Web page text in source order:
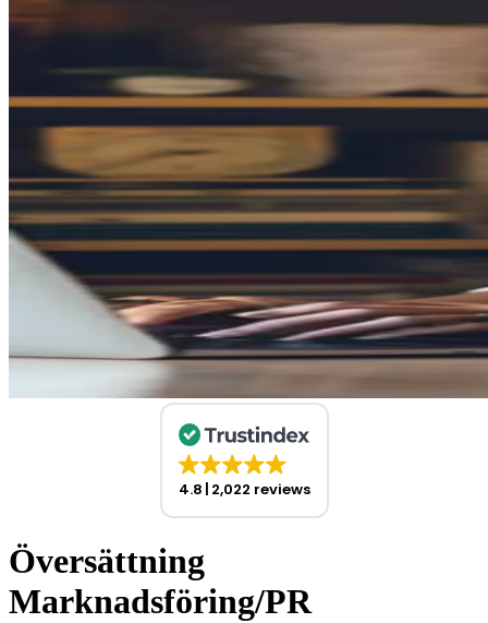
4.8 2,022 reviews
Översättning
Marknadsföring/PR